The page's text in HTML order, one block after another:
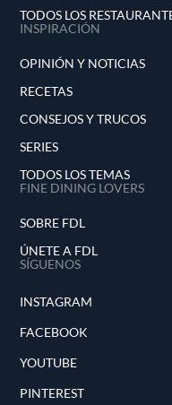
TODOS LOS
INSPIRACIÓN
OPINIÓN Y NOTICIAS
RECETAS
CONSEJOS Y TRUCOS
SERIES
TODOS LOS TEMAS
FINE DINING LOVERS
SOBRE FDL
ÚNETE A FDL
SÍGUENOS
INSTAGRAM
FACEBOOK
YOUTUBE
PINTEREST